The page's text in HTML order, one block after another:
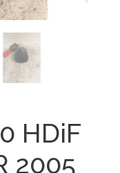
HDiF
2005